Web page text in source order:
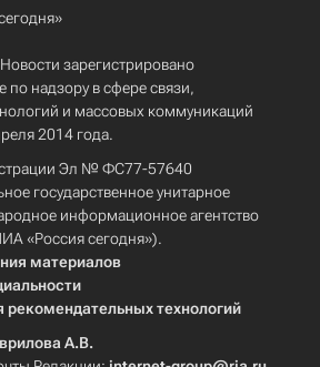
зарегистрировано
по надзору в сфере связи,
и массовых коммуникаций
2014 года.
Эл № ФС77-57640
государственное унитарное
информационное агентство
«Россия сегодня»).
материалов
технологий
А.В.